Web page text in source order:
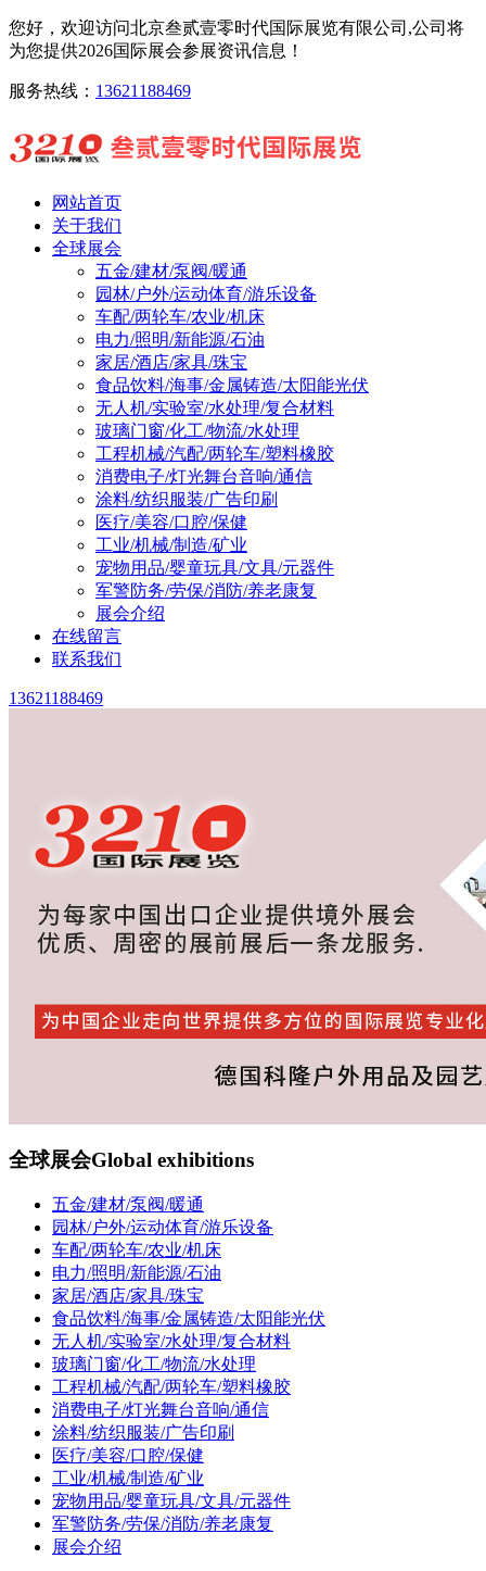
您好，欢迎访问北京叁贰壹零时代国际展览有限公司,公司将
为您提供2026国际展会参展资讯信息！
服务热线： 13621188469
网站首页
关于我们
全球展会
五金/建材/泵阀/暖通
园林/户外/运动体育/游乐设备
车配/两轮车/农业/机床
电力/照明/新能源/石油
家居/酒店/家具/珠宝
食品饮料/海事/金属铸造/太阳能光伏
无人机/实验室/水处理/复合材料
玻璃门窗/化工/物流/水处理
工程机械/汽配/两轮车/塑料橡胶
消费电子/灯光舞台音响/通信
涂料/纺织服装/广告印刷
医疗/美容/口腔/保健
工业/机械/制造/矿业
宠物用品/婴童玩具/文具/元器件
军警防务/劳保/消防/养老康复
展会介绍
在线留言
联系我们
13621188469
全球展会Global exhibitions
五金/建材/泵阀/暖通
园林/户外/运动体育/游乐设备
车配/两轮车/农业/机床
电力/照明/新能源/石油
家居/酒店/家具/珠宝
食品饮料/海事/金属铸造/太阳能光伏
无人机/实验室/水处理/复合材料
玻璃门窗/化工/物流/水处理
工程机械/汽配/两轮车/塑料橡胶
消费电子/灯光舞台音响/通信
涂料/纺织服装/广告印刷
医疗/美容/口腔/保健
工业/机械/制造/矿业
宠物用品/婴童玩具/文具/元器件
军警防务/劳保/消防/养老康复
展会介绍